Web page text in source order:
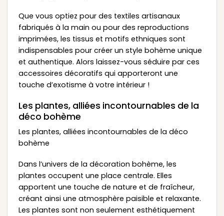
Que vous optiez pour des textiles artisanaux
fabriqués à la main ou pour des reproductions
imprimées, les tissus et motifs ethniques sont
indispensables pour créer un style bohème unique
et authentique. Alors laissez-vous séduire par ces
accessoires décoratifs qui apporteront une
touche d’exotisme à votre intérieur !
Les plantes, alliées incontournables de la
déco bohème
Les plantes, alliées incontournables de la déco
bohème
Dans l’univers de la décoration bohème, les
plantes occupent une place centrale. Elles
apportent une touche de nature et de fraîcheur,
créant ainsi une atmosphère paisible et relaxante.
Les plantes sont non seulement esthétiquement